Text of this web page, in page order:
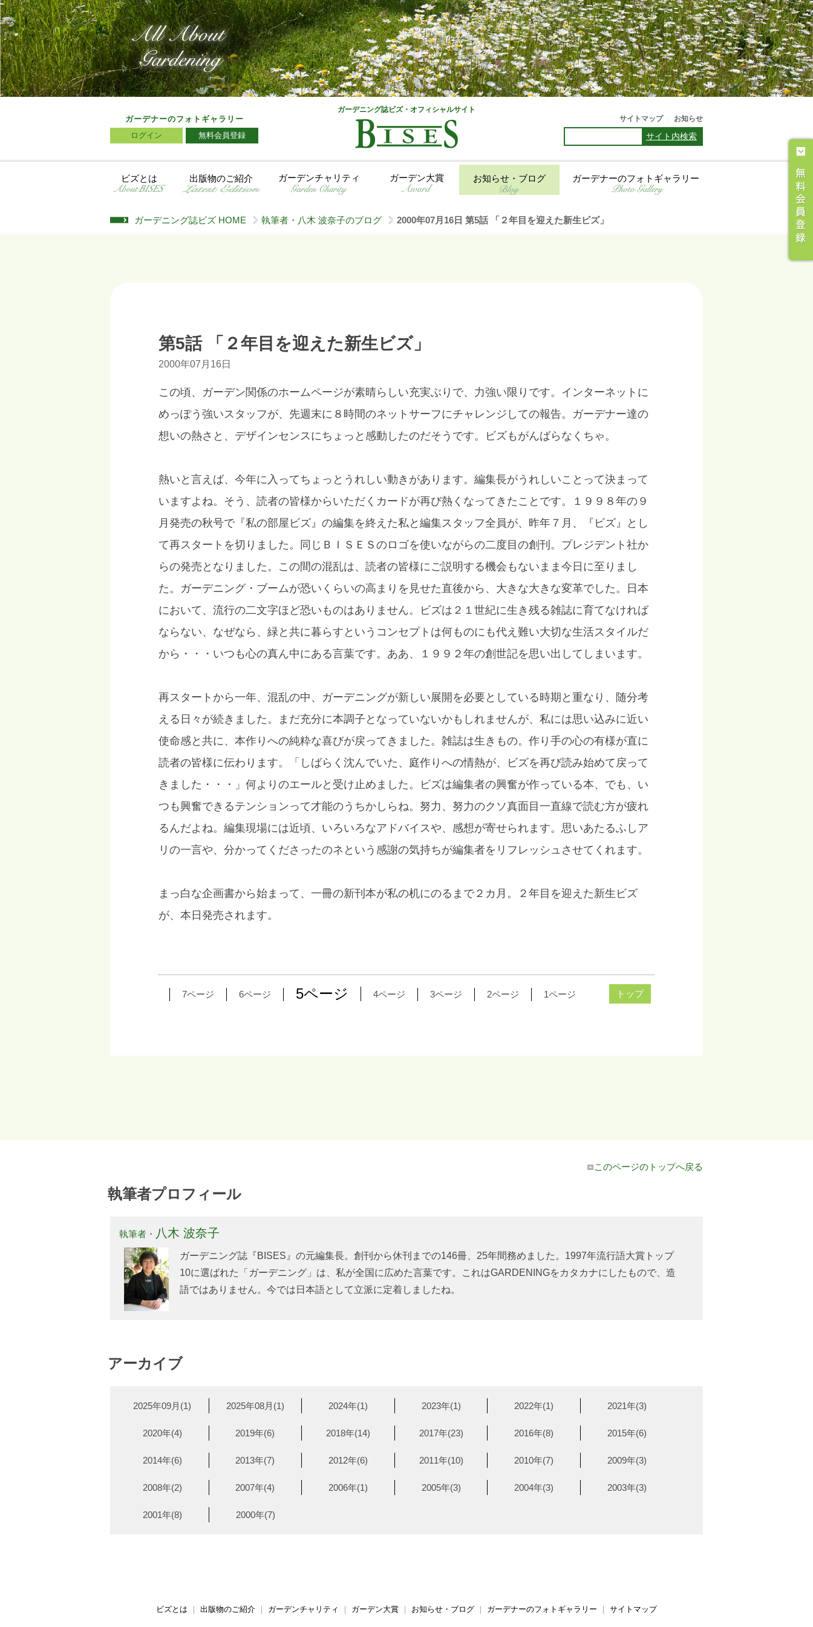
ガーデニング誌ビズ・オフィシャルサイト
ガーデナーのフォトギャラリー
ログイン
無料会員登録
サイトマップ お知らせ
サイト内検索
ビズとは 出版物のご紹介 ガーデンチャリティ ガーデン大賞 お知らせ・ブログ ガーデナーのフォトギャラリー
ガーデニング誌ビズ HOME > 執筆者・八木 波奈子のブログ > 2000年07月16日 第5話 「２年目を迎えた新生ビズ」
第5話 「２年目を迎えた新生ビズ」
2000年07月16日
この頃、ガーデン関係のホームページが素晴らしい充実ぶりで、力強い限りです。インターネットに
めっぽう強いスタッフが、先週末に８時間のネットサーフにチャレンジしての報告。ガーデナー達の
想いの熱さと、デザインセンスにちょっと感動したのだそうです。ビズもがんばらなくちゃ。
熱いと言えば、今年に入ってちょっとうれしい動きがあります。編集長がうれしいことって決まって
いますよね。そう、読者の皆様からいただくカードが再び熱くなってきたことです。１９９８年の９
月発売の秋号で『私の部屋ビズ』の編集を終えた私と編集スタッフ全員が、昨年７月、『ビズ』とし
て再スタートを切りました。同じＢＩＳＥＳのロゴを使いながらの二度目の創刊。プレジデント社か
らの発売となりました。この間の混乱は、読者の皆様にご説明する機会もないまま今日に至りまし
た。ガーデニング・ブームが恐いくらいの高まりを見せた直後から、大きな大きな変革でした。日本
において、流行の二文字ほど恐いものはありません。ビズは２１世紀に生き残る雑誌に育てなければ
ならない、なぜなら、緑と共に暮らすというコンセプトは何ものにも代え難い大切な生活スタイルだ
から・・・いつも心の真ん中にある言葉です。ああ、１９９２年の創世記を思い出してしまいます。
再スタートから一年、混乱の中、ガーデニングが新しい展開を必要としている時期と重なり、随分考
える日々が続きました。まだ充分に本調子となっていないかもしれませんが、私には思い込みに近い
使命感と共に、本作りへの純粋な喜びが戻ってきました。雑誌は生きもの。作り手の心の有様が直に
読者の皆様に伝わります。「しばらく沈んでいた、庭作りへの情熱が、ビズを再び読み始めて戻って
きました・・・」何よりのエールと受け止めました。ビズは編集者の興奮が作っている本、でも、い
つも興奮できるテンションって才能のうちかしらね。努力、努力のクソ真面目一直線で読む方が疲れ
るんだよね。編集現場には近頃、いろいろなアドバイスや、感想が寄せられます。思いあたるふしア
リの一言や、分かってくださったのネという感謝の気持ちが編集者をリフレッシュさせてくれます。
まっ白な企画書から始まって、一冊の新刊本が私の机にのるまで２カ月。２年目を迎えた新生ビズ
が、本日発売されます。
7ページ 6ページ 5ページ 4ページ 3ページ 2ページ 1ページ トップ
このページのトップへ戻る
執筆者プロフィール
執筆者・ 八木 波奈子
ガーデニング誌『BISES』の元編集長。創刊から休刊までの146冊、25年間務めました。1997年流行語大賞トップ
10に選ばれた「ガーデニング」は、私が全国に広めた言葉です。これはGARDENINGをカタカナにしたもので、造
語ではありません。今では日本語として立派に定着しましたね。
アーカイブ
2025年09月(1) 2025年08月(1) 2024年(1) 2023年(1) 2022年(1) 2021年(3)
2020年(4) 2019年(6) 2018年(14) 2017年(23) 2016年(8) 2015年(6)
2014年(6) 2013年(7) 2012年(6) 2011年(10) 2010年(7) 2009年(3)
2008年(2) 2007年(4) 2006年(1) 2005年(3) 2004年(3) 2003年(3)
2001年(8) 2000年(7)
ビズとは 出版物のご紹介 ガーデンチャリティ ガーデン大賞 お知らせ・ブログ ガーデナーのフォトギャラリー サイトマップ